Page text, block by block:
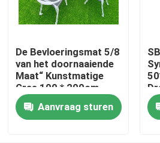
Kunstzijdebloemen
Kunstmatige bloemblaadjes
Kunstbloembal
De Bevloeringsmat 5/8
van het doornaaiende
Maat“ Kunstmatige
Gras 100 * 200cm
voor Balkonterras
Aanvraag sturen